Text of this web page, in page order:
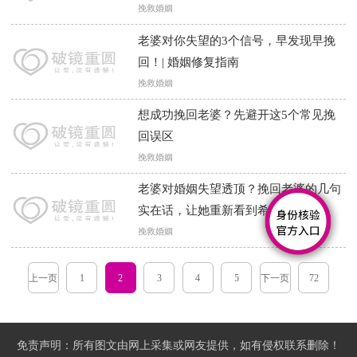
挽救婚姻
老婆对你失望的3个信号，早发现早挽
回！| 婚姻修复指南
挽救婚姻
想成功挽回老婆？先避开这5个常见挽
回误区
挽救婚姻
老婆对婚姻失望透顶？挽回老婆的几句
实在话，让她重新看到希望
挽救婚姻
上一页 1 2 3 4 5 下一页 72
免责声明：所有图文由网上采集或网友提供，如有侵权联系删除！